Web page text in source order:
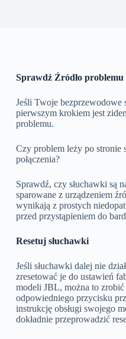
Sprawdź Źródło problemu
Jeśli Twoje bezprzewodowe
pierwszym krokiem jest
problemu.
Czy problem leży po stronie
połączenia?
Sprawdź, czy słuchawki są
sparowane z urządzeniem
wynikają z prostych
przed przystąpieniem do
Resetuj słuchawki
Jeśli słuchawki dalej nie
zresetować je do ustawień
modeli JBL, można to
odpowiedniego przycisku
instrukcję obsługi swojego
dokładnie przeprowadzić